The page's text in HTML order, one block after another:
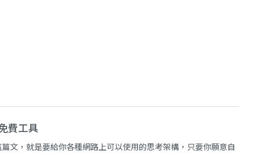
費工具
文，就是要給你各種網路上可以使用的思考架構，只要你願意自